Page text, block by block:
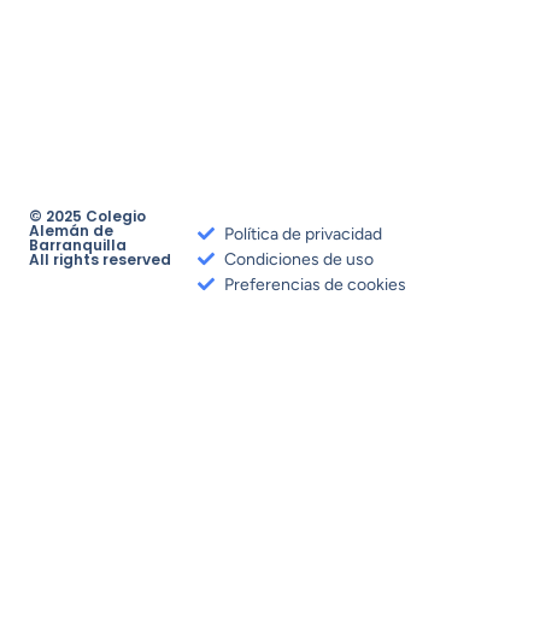
© 2025 Colegio
Alemán de
Barranquilla
All rights reserved
Política de privacidad
Condiciones de uso
Preferencias de cookies